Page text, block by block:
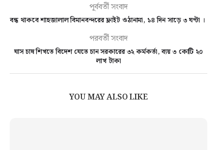
পূর্ববর্তী সংবাদ
বন্ধ থাকবে শাহজালাল বিমানবন্দরের ফ্লাইট ওঠানামা, ১৪ দিন সাড়ে ৩ ঘণ্টা ।
পরবর্তী সংবাদ
ঘাস চাষ শিখতে বিদেশ যেতে চান সরকারের ৩২ কর্মকর্তা, ব্যয় ৩ কোটি ২০
লাখ টাকা
YOU MAY ALSO LIKE